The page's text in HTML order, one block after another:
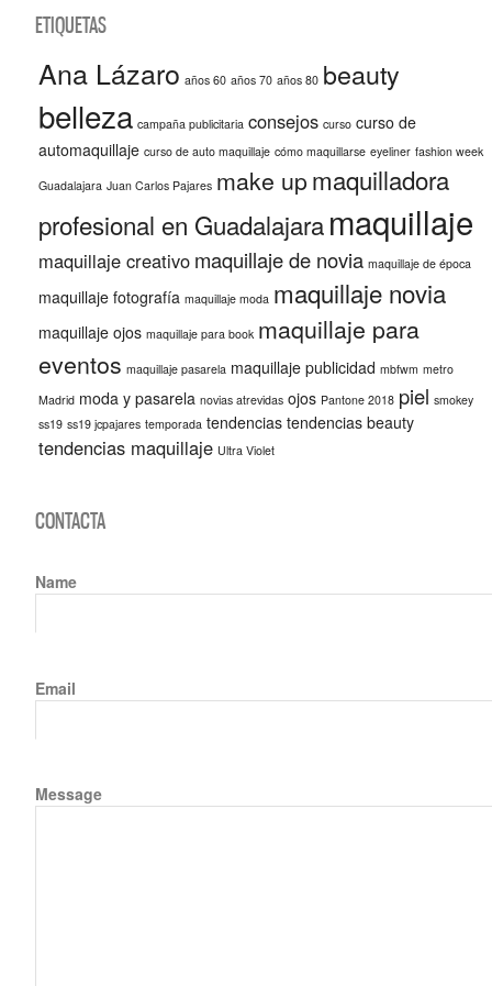
ETIQUETAS
Ana Lázaro años 60 años 70 años 80 beauty
belleza campaña publicitaria consejos curso curso de
automaquillaje curso de auto maquillaje cómo maquillarse eyeliner fashion week
Guadalajara Juan Carlos Pajares make upmaquilladora
profesional en Guadalajaramaquillaje
maquillaje creativo maquillaje de novia maquillaje de época
maquillaje fotografía maquillaje moda maquillaje novia
maquillaje ojos maquillaje para book maquillaje para
eventos maquillaje pasarela maquillaje publicidad mbfwm metro
Madrid moda y pasarela novias atrevidas ojos Pantone 2018 piel smokey
ss19 ss19 jcpajares temporada tendencias tendencias beauty
tendencias maquillaje Ultra Violet
CONTACTA
Name
Email
Message